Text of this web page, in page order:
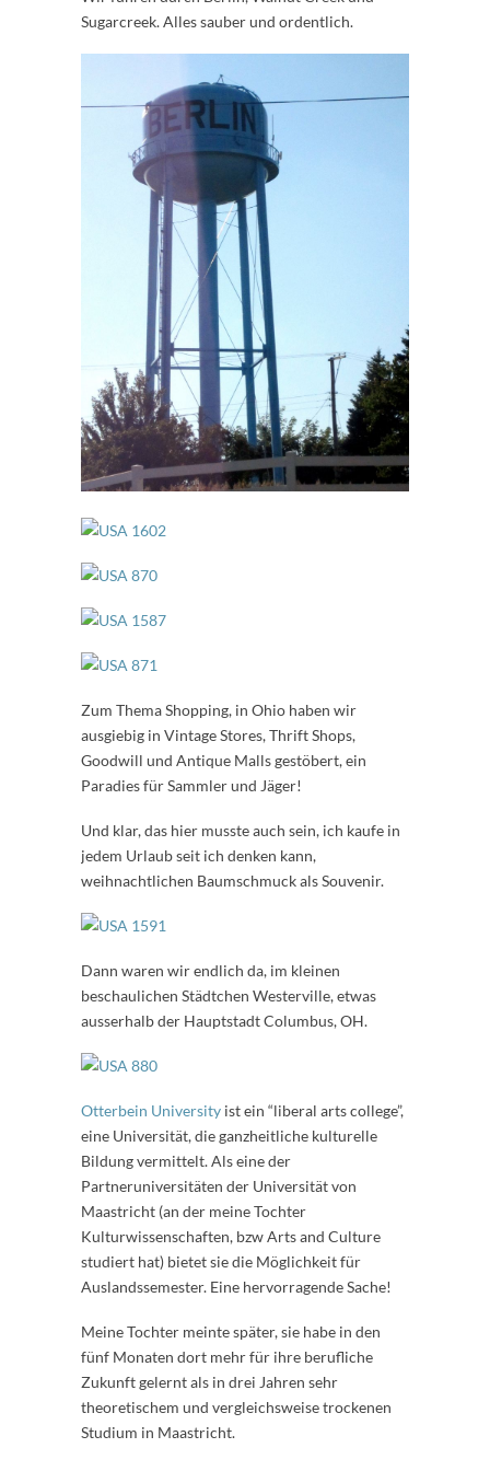
Sugarcreek. Alles sauber und ordentlich.
Zum Thema Shopping, in Ohio haben wir
ausgiebig in Vintage Stores, Thrift Shops,
Goodwill und Antique Malls gestöbert, ein
Paradies für Sammler und Jäger!
Und klar, das hier musste auch sein, ich kaufe in
jedem Urlaub seit ich denken kann,
weihnachtlichen Baumschmuck als Souvenir.
Dann waren wir endlich da, im kleinen
beschaulichen Städtchen Westerville, etwas
ausserhalb der Hauptstadt Columbus, OH.
Otterbein University ist ein “liberal arts college”,
eine Universität, die ganzheitliche kulturelle
Bildung vermittelt. Als eine der
Partneruniversitäten der Universität von
Maastricht (an der meine Tochter
Kulturwissenschaften, bzw Arts and Culture
studiert hat) bietet sie die Möglichkeit für
Auslandssemester. Eine hervorragende Sache!
Meine Tochter meinte später, sie habe in den
fünf Monaten dort mehr für ihre berufliche
Zukunft gelernt als in drei Jahren sehr
theoretischem und vergleichsweise trockenen
Studium in Maastricht.